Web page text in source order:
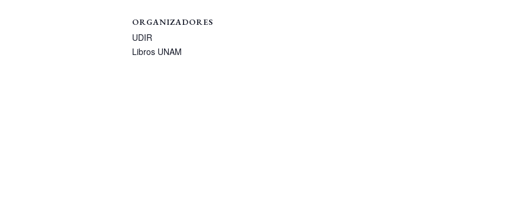
ORGANIZADORES
UDIR
Libros UNAM